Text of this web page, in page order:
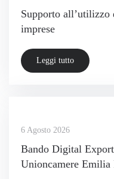
Supporto
imprese
Leggi tutto
6 Agosto 2026
Bando Digital
Unioncamere Emilia